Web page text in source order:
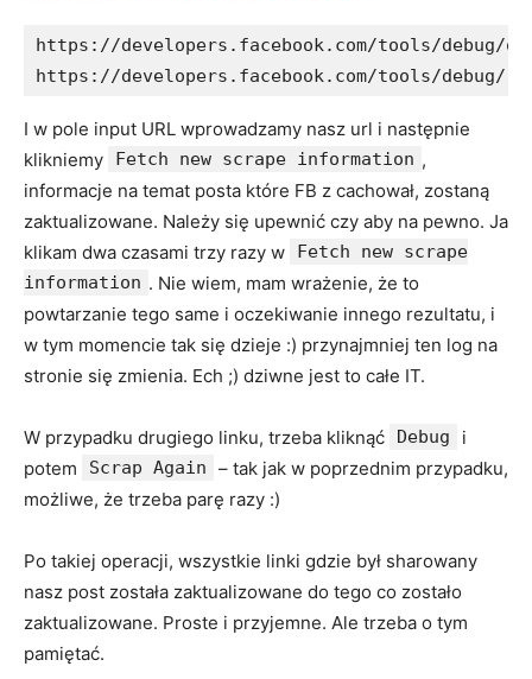
https://developers.facebook.com/tools/debug/
https://developers.facebook.com/tools/debug/
I w pole input URL wprowadzamy nasz url i następnie
klikniemy
Fetch new scrape information ,
informacje na temat posta które FB z cachował, zostaną
zaktualizowane. Należy się upewnić czy aby na pewno. Ja
klikam dwa czasami trzy razy w
Fetch new scrape
information . Nie wiem, mam wrażenie, że to
powtarzanie tego same i oczekiwanie innego rezultatu, i
w tym momencie tak się dzieje :) przynajmniej ten log na
stronie się zmienia. Ech ;) dziwne jest to całe IT.
W przypadku drugiego linku, trzeba kliknąć Debug
i
potem
Scrap Again
– tak jak w poprzednim przypadku,
możliwe, że trzeba parę razy :)
Po takiej operacji, wszystkie linki gdzie był sharowany
nasz post została zaktualizowane do tego co zostało
zaktualizowane. Proste i przyjemne. Ale trzeba o tym
pamiętać.